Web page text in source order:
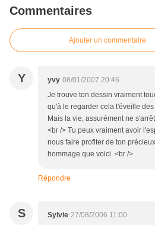
Commentaires
Ajouter un commentaire
Y yvy 08/01/2007 20:46
Je trouve ton dessin vraiment
qu'à le regarder cela t'éveille
Mais la vie, assurément ne
<br /> Tu peux vraiment avoir
nous faire profiter de ton
hommage que voici. <br />
Répondre
S Sylvie 27/08/2006 11:00